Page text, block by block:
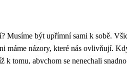
Musíme být upřímní sami k sobě.
máme názory, které nás ovlivňují.
k tomu, abychom se nenechali snadno